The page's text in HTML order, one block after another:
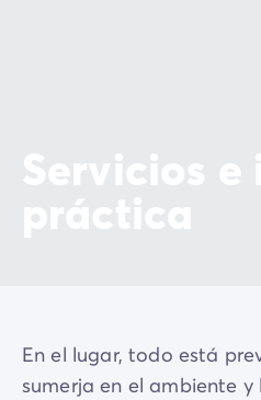
En el lugar, todo está
sumerja en el ambiente y